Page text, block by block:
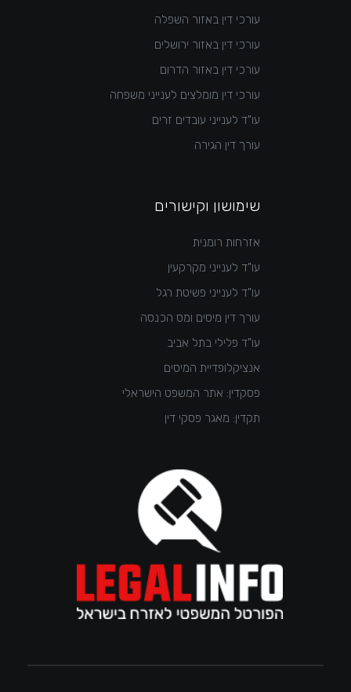
עורכי דין באזור השפלה
עורכי דין באזור ירושלים
עורכי דין באזור הדרום
עורכי דין מומלצים לענייני משפחה
עו"ד לענייני עובדים זרים
עורך דין הגירה
שימושון וקישורים
אזרחות רומנית
עו"ד לענייני מקרקעין
עו"ד לענייני פשיטת רגל
עורך דין מיסים ומס הכנסה
עו"ד פלילי בתל אביב
אנציקלופדיית המיסים
פסקדין: אתר המשפט הישראלי
תקדין: מאגר פסקי דין